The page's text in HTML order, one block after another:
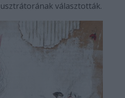
választották.